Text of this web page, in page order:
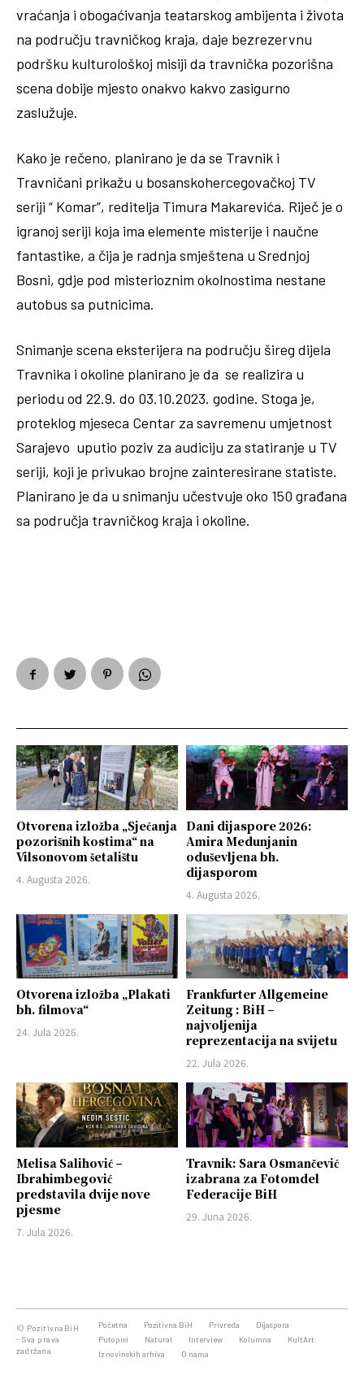
vraćanja i obogaćivanja teatarskog ambijenta i života
na području travničkog kraja, daje bezrezervnu
podršku kulturološkoj misiji da travnička pozorišna
scena dobije mjesto onakvo kakvo zasigurno
zaslužuje.
Kako je rečeno, planirano je da se Travnik i
Travničani prikažu u bosanskohercegovačkoj TV
seriji “ Komar”, reditelja Timura Makarevića. Riječ je o
igranoj seriji koja ima elemente misterije i naučne
fantastike, a čija je radnja smještena u Srednjoj
Bosni, gdje pod misterioznim okolnostima nestane
autobus sa putnicima.
Snimanje scena eksterijera na području šireg dijela
Travnika i okoline planirano je da se realizira u
periodu od 22.9. do 03.10.2023. godine. Stoga je,
proteklog mjeseca Centar za savremenu umjetnost
Sarajevo uputio poziv za audiciju za statiranje u TV
seriji, koji je privukao brojne zainteresirane statiste.
Planirano je da u snimanju učestvuje oko 150 građana
sa područja travničkog kraja i okoline.
Otvorena izložba „Sjećanja
pozorišnih kostima“ na
Vilsonovom šetalištu
4. Augusta 2026.
Dani dijaspore 2026:
Amira Medunjanin
oduševljena bh.
dijasporom
4. Augusta 2026.
Otvorena izložba „Plakati
bh. filmova“
24. Jula 2026.
Frankfurter Allgemeine
Zeitung : BiH –
najvoljenija
reprezentacija na svijetu
22. Jula 2026.
Melisa Salihović –
Ibrahimbegović
predstavila dvije nove
pjesme
7. Jula 2026.
Travnik: Sara Osmančević
izabrana za Fotomdel
Federacije BiH
29. Juna 2026.
© PozitivnaBiH
- Sva prava
zadržana
Početna Pozitivna BiH Privreda
Dijaspora
Putopisi
Natural Interview Kolumna
KultArt
Iz novinskih arhiva
O nama